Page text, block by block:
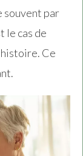
souvent par
le cas de
histoire. Ce